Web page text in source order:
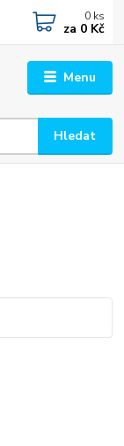
Menu
Hledat
0 ks
za 0 Kč